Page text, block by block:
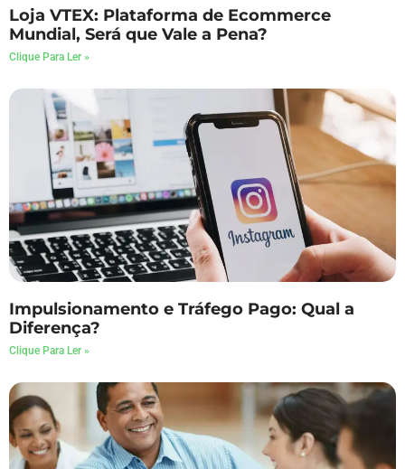
Loja VTEX: Plataforma de Ecommerce
Mundial, Será que Vale a Pena?
Clique Para Ler »
Impulsionamento e Tráfego Pago: Qual a
Diferença?
Clique Para Ler »